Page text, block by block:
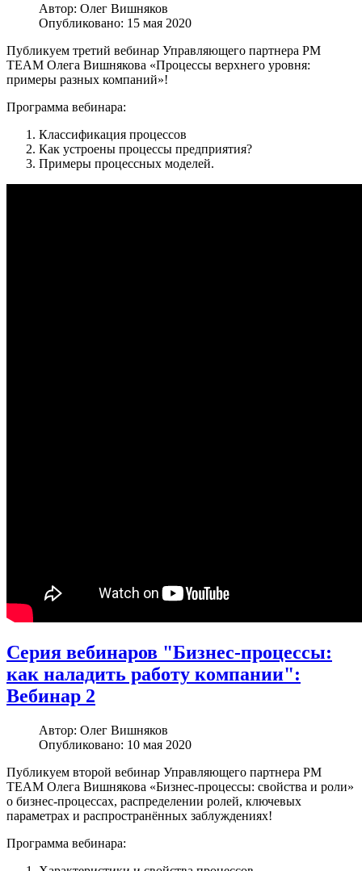
Автор: Олег Вишняков
Опубликовано: 15 мая 2020
Публикуем третий вебинар Управляющего партнера РМ
ТЕАМ Олега Вишнякова «Процессы верхнего уровня:
примеры разных компаний»!
Программа вебинара:
Классификация процессов
Как устроены процессы предприятия?
Примеры процессных моделей.
Серия вебинаров "Бизнес-процессы:
как наладить работу компании":
Вебинар 2
Автор: Олег Вишняков
Опубликовано: 10 мая 2020
Публикуем второй вебинар Управляющего партнера РМ
ТЕАМ Олега Вишнякова «Бизнес-процессы: свойства и роли»
о бизнес-процессах, распределении ролей, ключевых
параметрах и распространённых заблуждениях!
Программа вебинара: